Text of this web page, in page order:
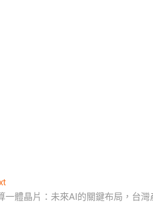
Next
post:
一體晶片：未來AI的關鍵布局，台灣